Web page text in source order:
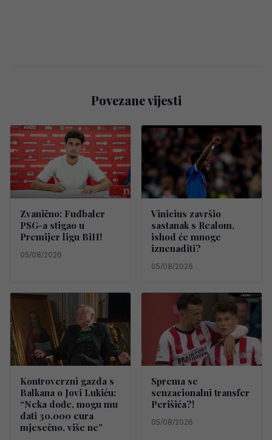
Povezane vijesti
Zvanično: Fudbaler
PSG-a stigao u
Premijer ligu BiH!
05/08/2026
Vinicius završio
sastanak s Realom,
ishod će mnoge
iznenaditi?
05/08/2026
Kontroverzni gazda s
Balkana o Jovi Lukiću:
“Neka dođe, mogu mu
dati 30.000 eura
mjesečno, više ne”
Sprema se
senzacionalni transfer
Perišića?!
05/08/2026